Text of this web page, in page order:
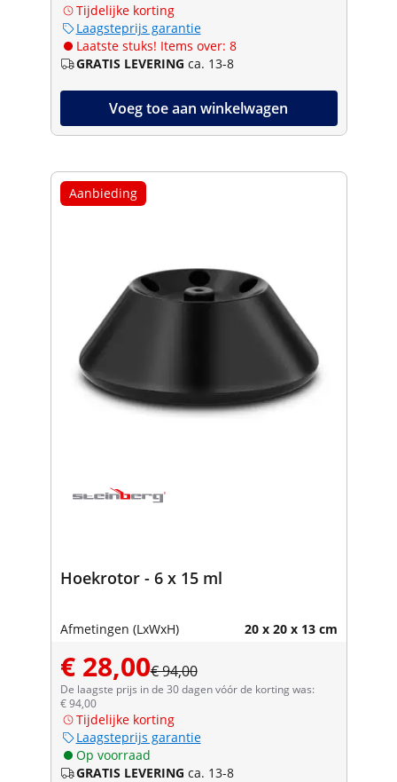
Tijdelijke korting
Laagsteprijs garantie
Laatste stuks! Items over: 8
GRATIS LEVERING ca. 13-8
Voeg toe aan winkelwagen
Aanbieding
Hoekrotor - 6 x 15 ml
Afmetingen (LxWxH) 20 x 20 x 13 cm
€ 28,00€ 94,00
De laagste prijs in de 30 dagen vóór de korting was:
€ 94,00
Tijdelijke korting
Laagsteprijs garantie
Op voorraad
GRATIS LEVERING ca. 13-8